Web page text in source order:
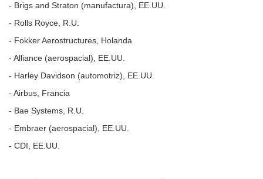
- Brigs and Straton (manufactura), EE.UU.
- Rolls Royce, R.U.
- Fokker Aerostructures, Holanda
- Alliance (aerospacial), EE.UU.
- Harley Davidson (automotriz), EE.UU.
- Airbus, Francia
- Bae Systems, R.U.
- Embraer (aerospacial), EE.UU.
- CDI, EE.UU.